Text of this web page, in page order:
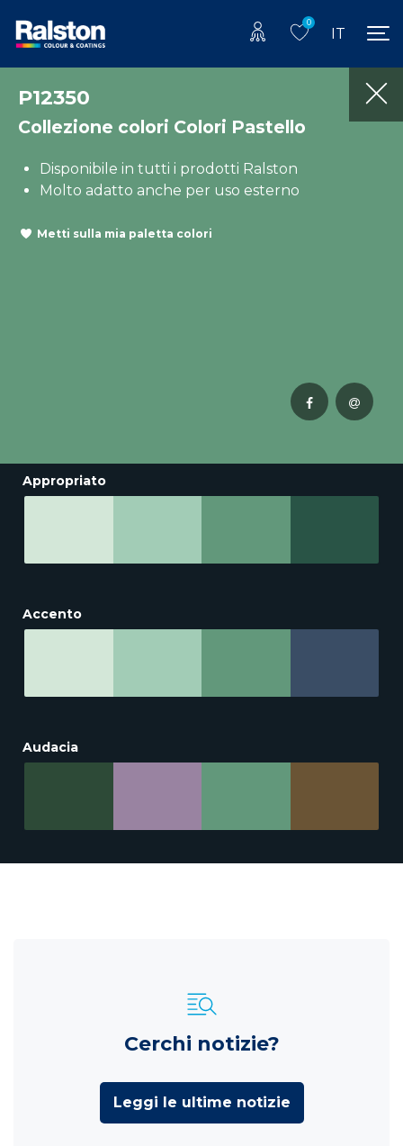
0
IT
P12350
Collezione colori Colori Pastello
Disponibile in tutti i prodotti Ralston
Molto adatto anche per uso esterno
Metti sulla mia paletta colori
Appropriato
Accento
Audacia
Cerchi notizie?
Leggi le ultime notizie